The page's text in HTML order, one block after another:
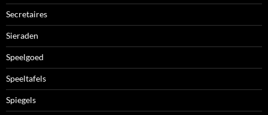
Secretaires
Sieraden
Speelgoed
Speeltafels
Spiegels